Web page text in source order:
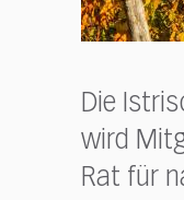
Die
wird
Rat für